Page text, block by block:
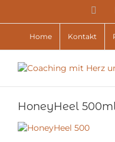
Home Kontakt
HoneyHeel